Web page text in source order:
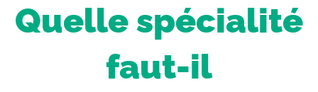
Quelle spécialité
faut-il